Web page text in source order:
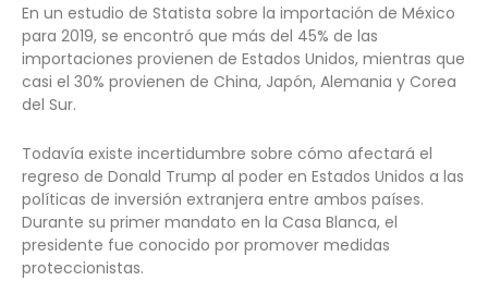
En un estudio de Statista sobre la importación de México
para 2019, se encontró que más del 45% de las
importaciones provienen de Estados Unidos, mientras que
casi el 30% provienen de China, Japón, Alemania y Corea
del Sur.
Todavía existe incertidumbre sobre cómo afectará el
regreso de Donald Trump al poder en Estados Unidos a las
políticas de inversión extranjera entre ambos países.
Durante su primer mandato en la Casa Blanca, el
presidente fue conocido por promover medidas
proteccionistas.